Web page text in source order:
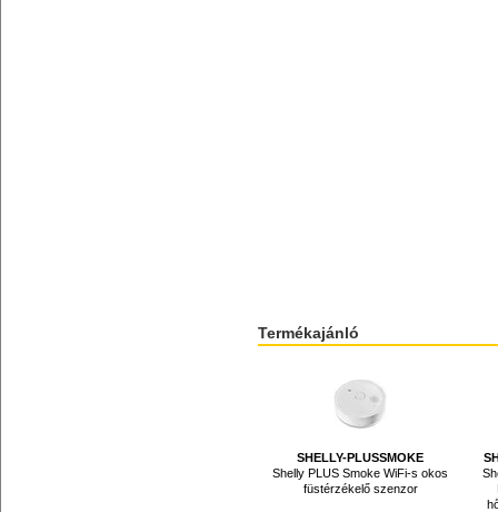
Termékajánló
SHELLY-PLUSSMOKE
Shelly PLUS Smoke WiFi-s okos
füstérzékelő szenzor